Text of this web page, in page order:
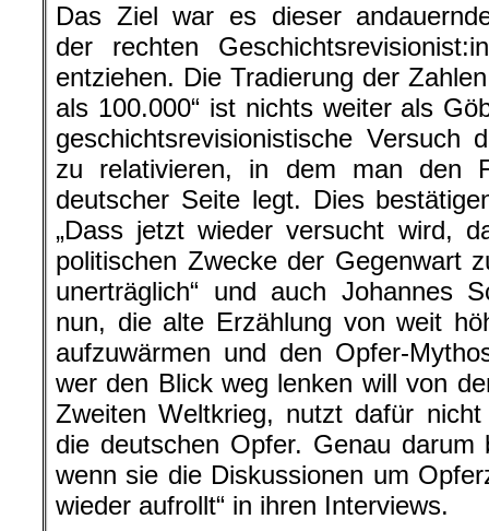
Das Ziel war es dieser
der rechten
entziehen. Die Tradierung der
als 100.000“ ist nichts weiter als
geschichtsrevisionistische Versuch
zu relativieren, in dem man den
deutscher Seite legt. Dies
„Dass jetzt wieder versucht wird,
politischen Zwecke der Gegenwart
unerträglich“ und auch Johannes
nun, die alte Erzählung von weit
aufzuwärmen und den Opfer-
wer den Blick weg lenken will von
Zweiten Weltkrieg, nutzt dafür
die deutschen Opfer. Genau
wenn sie die Diskussionen um
wieder aufrollt“ in ihren Interviews.